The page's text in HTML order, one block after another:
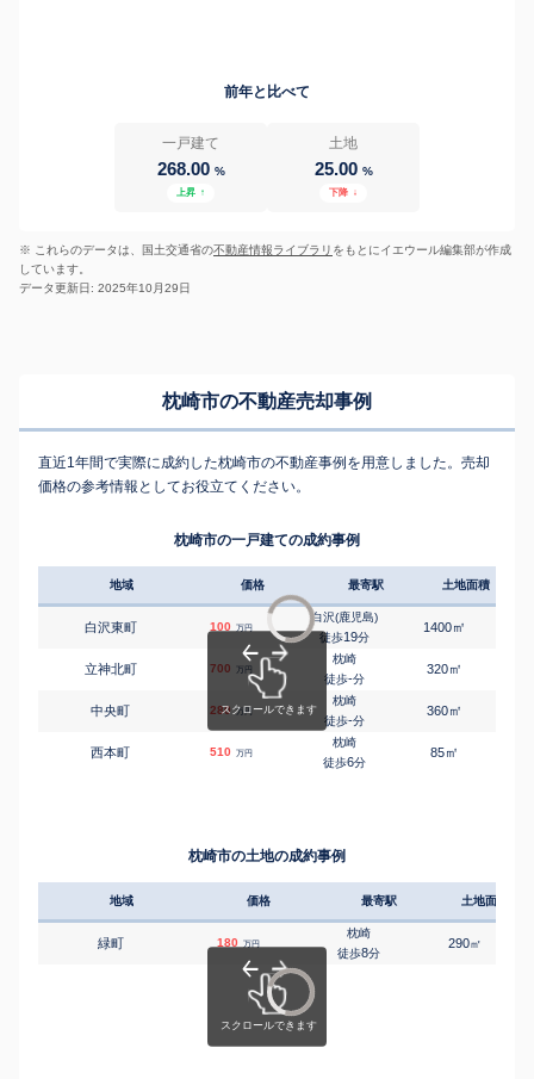
前年と比べて
一戸建て
268.00 %
上昇 ↑
土地
25.00 %
下降 ↓
※ これらのデータは、国土交通省の不動産情報ライブラリ をもとにイエウール編集部が作成
しています。
データ更新日: 2025年10月29日
枕崎市の不動産売却事例
直近1年間で実際に成約した枕崎市の不動産事例を用意しました。売却
価格の参考情報としてお役立てください。
枕崎市の一戸建ての成約事例
地域 価格 最寄駅 土地面積
白沢東町 100 万円
白沢(鹿児島)
徒歩19分
1400㎡
立神北町 700 万円
枕崎
徒歩-分
320㎡
中央町 280 万円
枕崎
徒歩-分
360㎡
西本町 510 万円
枕崎
徒歩6分
85㎡
枕崎市の土地の成約事例
地域 価格 最寄駅 土地面積
緑町 180 万円
枕崎
徒歩8分
290㎡